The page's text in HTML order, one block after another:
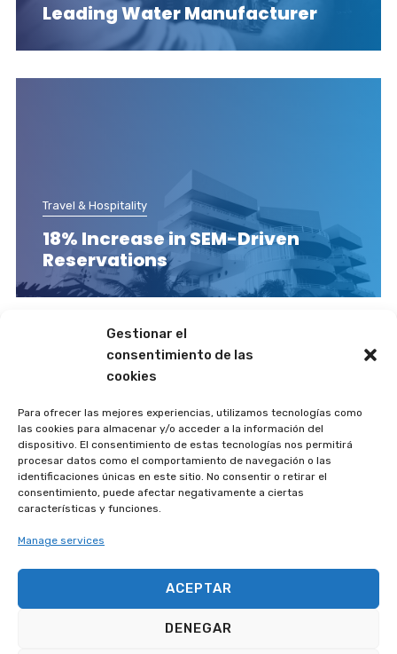
Gestionar el
consentimiento de las
cookies
Para ofrecer las mejores experiencias, utilizamos tecnologías como
las cookies para almacenar y/o acceder a la información del
dispositivo. El consentimiento de estas tecnologías nos permitirá
procesar datos como el comportamiento de navegación o las
identificaciones únicas en este sitio. No consentir o retirar el
consentimiento, puede afectar negativamente a ciertas
características y funciones.
Manage services
ACEPTAR
DENEGAR
Leading Water Manufacturer
18% Increase in SEM-Driven
Reservations
Travel & Hospitality
Midwest Children’s Hospital
Healthcare & Life Sciences